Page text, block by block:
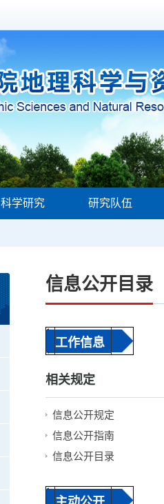
科学研究 研究队伍
信息公开目录
工作信息
相关规定
信息公开规定
信息公开指南
信息公开目录